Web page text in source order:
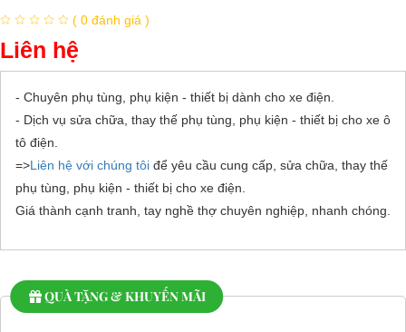
( 0 đánh giá )
Liên hệ
- Chuyên phụ tùng, phụ kiện - thiết bị dành cho xe điện.
- Dịch vụ sửa chữa, thay thế phụ tùng, phụ kiện - thiết bị cho xe ô
tô điện.
=>Liên hệ với chúng tôi để yêu cầu cung cấp, sửa chữa, thay thế
phụ tùng, phụ kiện - thiết bị cho xe điện.
Giá thành cạnh tranh, tay nghề thợ chuyên nghiệp, nhanh chóng.
QUÀ TẶNG & KHUYẾN MÃI